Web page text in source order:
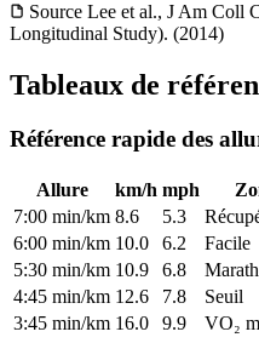
Source Lee et al., J Am Coll
Longitudinal Study). (2014)
Tableaux de
Référence rapide des
Allure km/h mph
7:00 min/km 8.6 5.3
6:00 min/km 10.0 6.2
Facile
5:30 min/km 10.9 6.8
4:45 min/km 12.6 7.8
Seuil
3:45 min/km 16.0 9.9 VO₂